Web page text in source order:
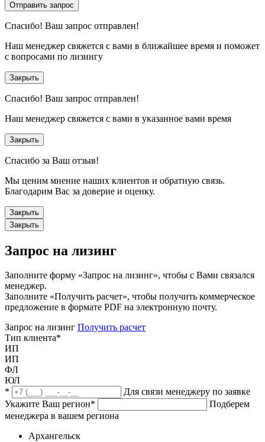
Отправить запрос
Спасибо! Ваш запрос отправлен!
Наш менеджер свяжется с вами в ближайшее время и поможет
с вопросами по лизингу
Закрыть
Спасибо! Ваш запрос отправлен!
Наш менеджер свяжется с вами в указанное вами время
Закрыть
Спасибо за Ваш отзыв!
Мы ценим мнение наших клиентов и обратную связь.
Благодарим Вас за доверие и оценку.
Закрыть
Закрыть
Запрос на лизинг
Заполните форму «Запрос на лизинг», чтобы с Вами связался
менеджер.
Заполните «Получить расчет», чтобы получить коммерческое
предложение в формате PDF на электронную почту.
Запрос на лизинг Получить расчет
Тип клиента*
ИП
ИП
ФЛ
ЮЛ
*
Для связи менеджеру по заявке
Укажите Ваш регион*
Подберем
менеджера в вашем региона
Архангельск